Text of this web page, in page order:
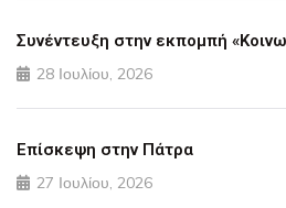
Συνέντευξη στην εκπομπή
28 Ιουλίου, 2026
Επίσκεψη στην Πάτρα
27 Ιουλίου, 2026